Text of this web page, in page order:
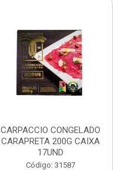
CARPACCIO CONGELADO
CARAPRETA 200G CAIXA
17UND
Código: 31587